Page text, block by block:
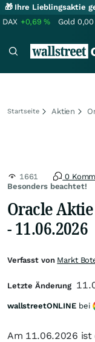
🎁 Ihre Lieblingsaktie
DAX +0,69% Gold 0,00
Startseite Aktien
Besonders beachtet!
1661 0
Oracle
- 11.06.2026
Am 11.06.2026 ist
Verfasst von Markt
Letzte Änderung
wallstreetONLINE bei